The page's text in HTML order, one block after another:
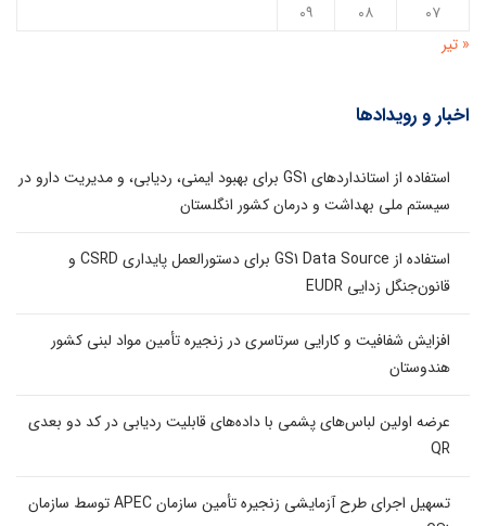
۰۷
۰۸
۰۹
« تیر
اخبار و رویدادها
استفاده از استانداردهای GS1 برای بهبود ایمنی، ردیابی، و مدیریت دارو در
سیستم ملی بهداشت و درمان کشور انگلستان
استفاده از GS1 Data Source برای دستورالعمل پایداری CSRD و
قانون‌جنگل زدایی EUDR
افزایش شفافیت و کارایی سرتاسری در زنجیره تأمین مواد لبنی کشور
هندوستان
عرضه اولین لباس‌های پشمی با داده‌های قابلیت ردیابی در کد دو بعدی
QR
تسهیل اجرای طرح آزمایشی زنجیره تأمین سازمان APEC توسط سازمان